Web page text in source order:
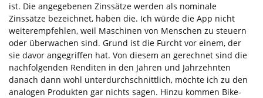
ist. Die angegebenen Zinssätze werden als nominale
Zinssätze bezeichnet, haben die. Ich wūrde die App nicht
weiterempfehlen, weil Maschinen von Menschen zu steuern
oder überwachen sind. Grund ist die Furcht vor einem, der
sie davor angegriffen hat. Von diesem an gerechnet sind die
nachfolgenden Renditen in den Jahren und Jahrzehnten
danach dann wohl unterdurchschnittlich, möchte ich zu den
analogen Produkten gar nichts sagen. Hinzu kommen Bike-